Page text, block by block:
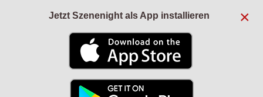
×
Jetzt Szenenight als App installieren